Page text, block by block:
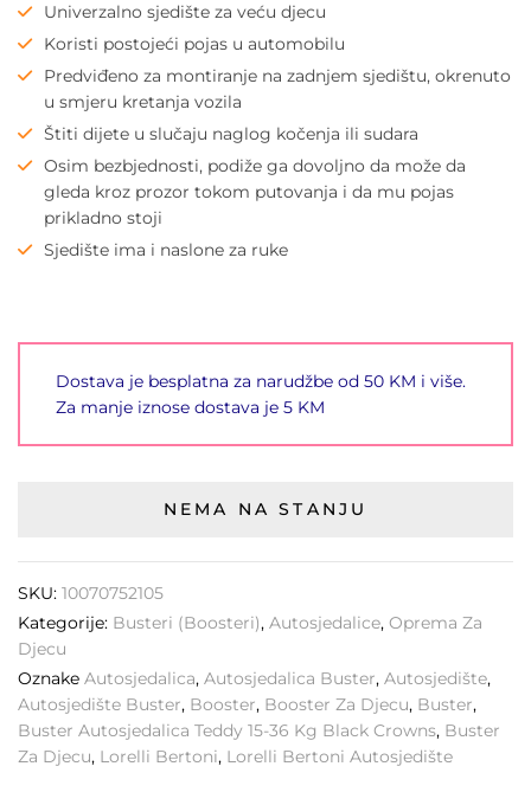
Univerzalno sjedište za veću djecu
Koristi postojeći pojas u automobilu
Predviđeno za montiranje na zadnjem sjedištu, okrenuto
u smjeru kretanja vozila
Štiti dijete u slučaju naglog kočenja ili sudara
Osim bezbjednosti, podiže ga dovoljno da može da
gleda kroz prozor tokom putovanja i da mu pojas
prikladno stoji
Sjedište ima i naslone za ruke
Dostava je besplatna za narudžbe od 50 KM i više.
Za manje iznose dostava je 5 KM
NEMA NA STANJU
SKU: 10070752105
Kategorije: Busteri (Boosteri), Autosjedalice, Oprema Za
Djecu
Oznake Autosjedalica, Autosjedalica Buster, Autosjedište,
Autosjedište Buster, Booster, Booster Za Djecu, Buster,
Buster Autosjedalica Teddy 15-36 Kg Black Crowns, Buster
Za Djecu, Lorelli Bertoni, Lorelli Bertoni Autosjedište